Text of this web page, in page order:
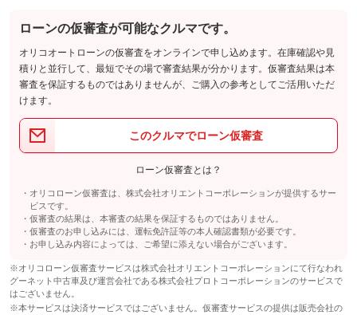
ローンの仮審査が可能なクルマです。
オリコオートローンの仮審査をオンラインで申し込めます。在庫確認や見
積りと並行して、最短でその場で審査結果が分かります。仮審査結果は本
審査を保証するものではありませんが、ご購入の参考としてご活用いただ
けます。
このクルマでローン仮審査
ローン仮審査とは？
オリコローン仮審査は、株式会社オリエントコーポレーションが提供するサー
ビスです。
仮審査の結果は、本審査の結果を保証するものではありません。
仮審査のお申し込みには、運転免許証等の本人確認書類が必要です。
お申し込み内容によっては、ご希望に添えない場合がございます。
※オリコローン仮審査サービスは株式会社オリエントコーポレーションにて行なわれ
グーネット中古車及び運営会社である株式会社プロトコーポレーションのサービスで
はございません。
※本サービスは決済サービスではございません。仮審査サービスの提供は販売会社の